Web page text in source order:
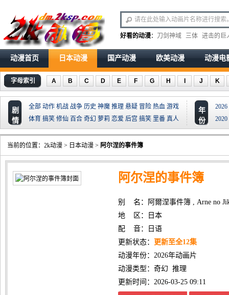
好看的动漫： 刀剑神域 三体 进击的巨
动漫首页 日本动漫 国产动漫 欧美动漫 动漫电
字母索引 A B C D E F G H J K
剧
情
全部 动作 机战 战争 历史 神魔 推理 悬疑 冒险 热血 游戏
体育 搞笑 修仙 百合 奇幻 萝莉 恋爱 后宫 搞笑 里番 真人
年
份
2026
2020
当前的位置： 2k动漫 > 日本动漫 > 阿尔涅的事件簿
阿尔涅的事件簿
别 名：阿爾涅事件簿 , Arne no
地 区：日本
配 音：日语
更新状态：
更新至全12集
动漫年份： 2026年动画片
动漫类型： 奇幻 推理
更新时间：2026-03-25 09:11